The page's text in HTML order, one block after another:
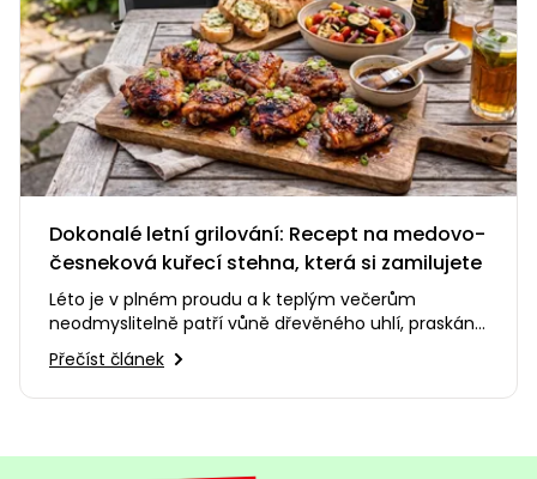
Dokonalé letní grilování: Recept na medovo-
česneková kuřecí stehna, která si zamilujete
Léto je v plném proudu a k teplým večerům
neodmyslitelně patří vůně dřevěného uhlí, praskání
ohně a smích s přáteli na…
Přečíst článek